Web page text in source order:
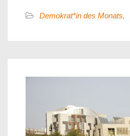
Demokrat*in des Monats,